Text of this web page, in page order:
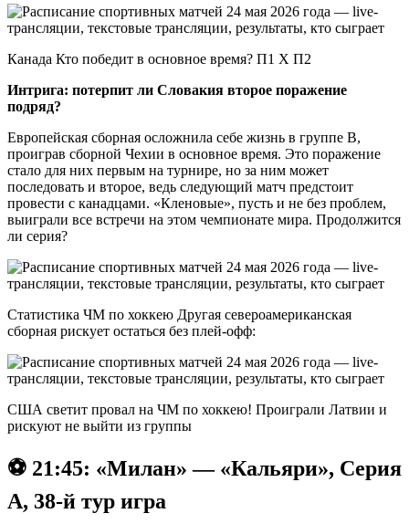
Канада Кто победит в основное время? П1 X П2
Интрига: потерпит ли Словакия второе поражение
подряд?
Европейская сборная осложнила себе жизнь в группе В,
проиграв сборной Чехии в основное время. Это поражение
стало для них первым на турнире, но за ним может
последовать и второе, ведь следующий матч предстоит
провести с канадцами. «Кленовые», пусть и не без проблем,
выиграли все встречи на этом чемпионате мира. Продолжится
ли серия?
Статистика ЧМ по хоккею Другая североамериканская
сборная рискует остаться без плей-офф:
США светит провал на ЧМ по хоккею! Проиграли Латвии и
рискуют не выйти из группы
⚽️ 21:45: «Милан» — «Кальяри», Серия
А, 38-й тур игра